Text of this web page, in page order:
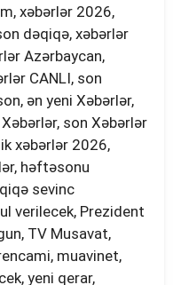
xəbərlər 2026,
dəqiqə, xəbərlər
Azərbaycan,
CANLI, son
ən yeni Xəbərlər,
son Xəbərlər
xəbərlər 2026,
həftəsonu
sevinc
verilecek, Prezident
TV Musavat,
muavinet,
yeni qerar,